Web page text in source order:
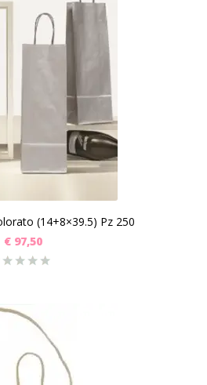
(14+8×39.5) Pz 250
€ 97,50